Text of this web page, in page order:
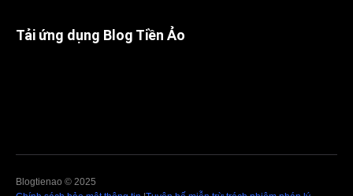
Tải ứng dụng Blog Tiền Ảo
Blogtienao © 2025